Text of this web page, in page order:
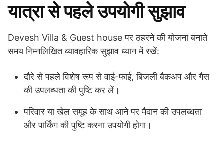
यात्रा से पहले उपयोगी सुझाव
Devesh Villa & Guest house पर ठहरने की योजना बनाते
समय निम्नलिखित व्यावहारिक सुझाव ध्यान में रखें:
दौरे से पहले विशेष रूप से वाई-फाई, बिजली बैकअप और गैस
की उपलब्धता की पुष्टि कर लें।
परिवार या खेल समूह के साथ आने पर मैदान की उपलब्धता
और पार्किंग की पुष्टि करना उपयोगी होगा।